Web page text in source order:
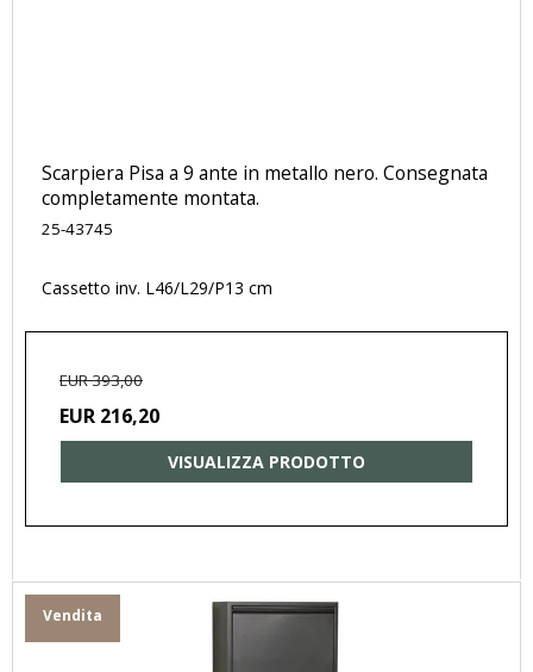
Scarpiera Pisa a 9 ante in metallo nero. Consegnata
completamente montata.
25-43745
Cassetto inv. L46/L29/P13 cm
EUR 393,00
EUR 216,20
VISUALIZZA PRODOTTO
Vendita